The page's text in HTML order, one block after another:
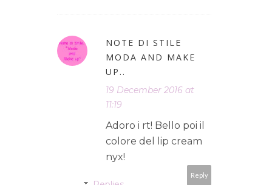
NOTE DI STILE
MODA AND MAKE
UP..
19 December 2016 at
11:19
Adoro i rt! Bello poi il
colore del lip cream
nyx!
Reply